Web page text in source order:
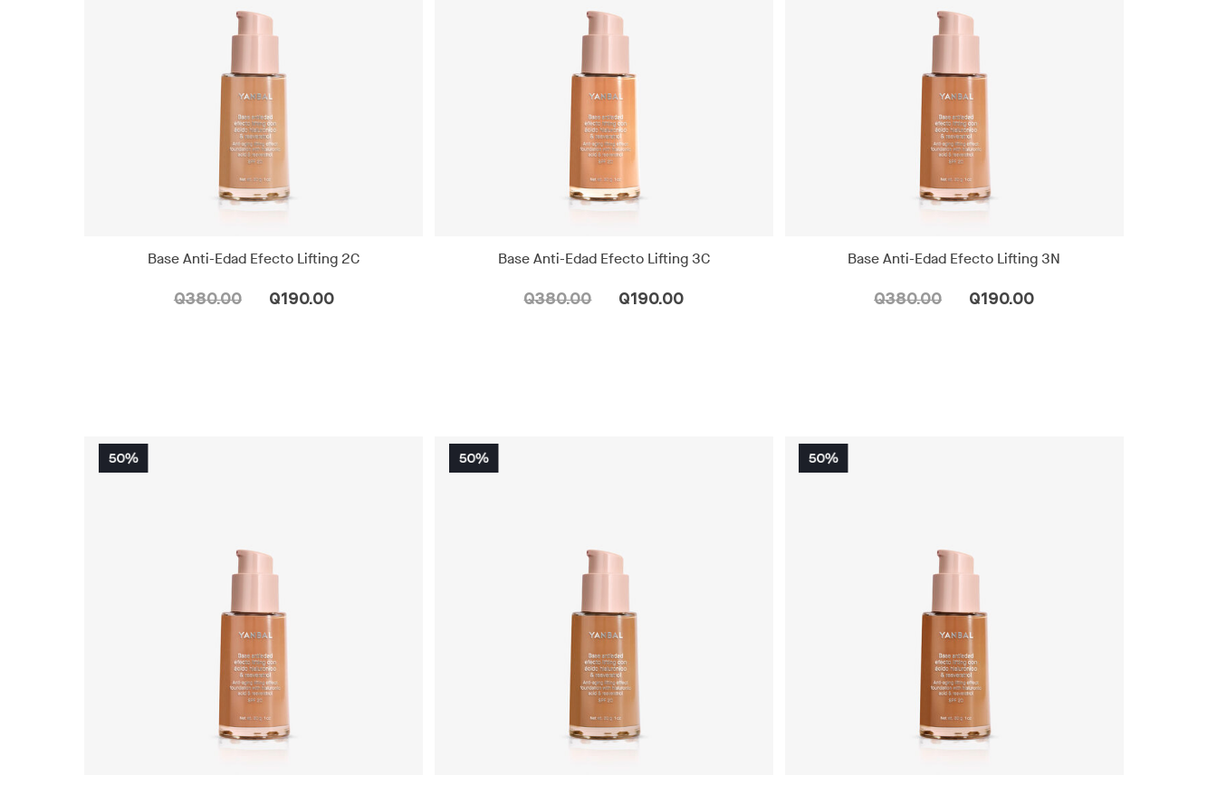
Base Anti-Edad Efecto Lifting 2C
Q380.00 Q190.00
Base Anti-Edad Efecto Lifting 3C
Q380.00 Q190.00
Base Anti-Edad Efecto Lifting 3N
Q380.00 Q190.00